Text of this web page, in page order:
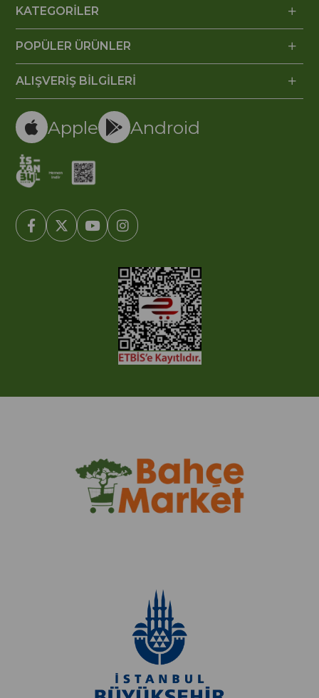
KATEGORİLER
POPÜLER ÜRÜNLER
ALIŞVERİŞ BİLGİLERİ
Apple Android